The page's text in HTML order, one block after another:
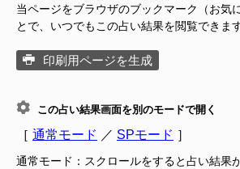
当ページをブラウザのブックマーク（お気
とで、いつでもこの占い結果を閲覧できます
印刷用ページを生成
この占い結果画面を別のモードで開く
［ 通常モード ／ SPモード ］
通常モード：スクロールをすると占い結果